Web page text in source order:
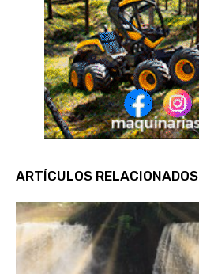
ARTÍCULOS RELACIONADOS